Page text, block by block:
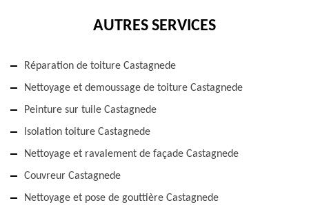
AUTRES SERVICES
Réparation de toiture Castagnede
Nettoyage et demoussage de toiture Castagnede
Peinture sur tuile Castagnede
Isolation toiture Castagnede
Nettoyage et ravalement de façade Castagnede
Couvreur Castagnede
Nettoyage et pose de gouttière Castagnede